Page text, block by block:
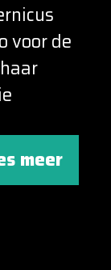
voor de
meer